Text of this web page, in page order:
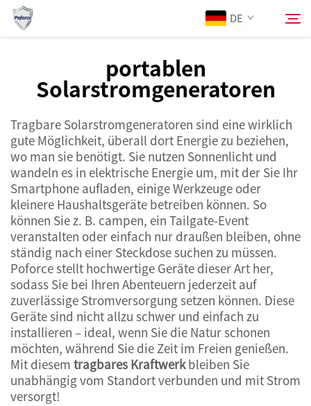
DE
Über Uns
Produkte
Dienstleistungen
Neuigkeiten
Kontaktieren Sie uns
Suchen
portablen
Solarstromgeneratoren
Tragbare Solarstromgeneratoren sind eine wirklich
gute Möglichkeit, überall dort Energie zu beziehen,
wo man sie benötigt. Sie nutzen Sonnenlicht und
wandeln es in elektrische Energie um, mit der Sie Ihr
Smartphone aufladen, einige Werkzeuge oder
kleinere Haushaltsgeräte betreiben können. So
können Sie z. B. campen, ein Tailgate-Event
veranstalten oder einfach nur draußen bleiben, ohne
ständig nach einer Steckdose suchen zu müssen.
Poforce stellt hochwertige Geräte dieser Art her,
sodass Sie bei Ihren Abenteuern jederzeit auf
zuverlässige Stromversorgung setzen können. Diese
Geräte sind nicht allzu schwer und einfach zu
installieren – ideal, wenn Sie die Natur schonen
möchten, während Sie die Zeit im Freien genießen.
Mit diesem tragbares Kraftwerkbleiben Sie
unabhängig vom Standort verbunden und mit Strom
versorgt!